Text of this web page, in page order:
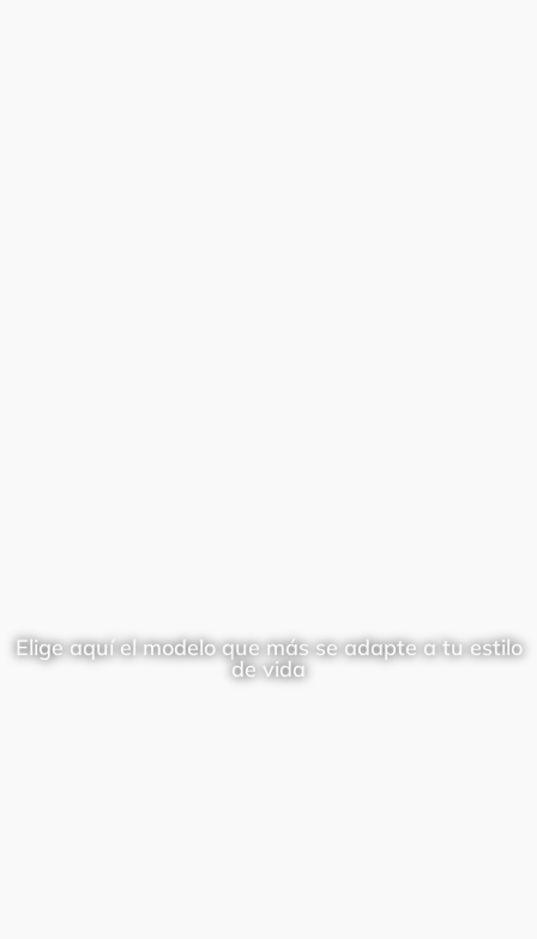
Elige aquí el modelo que más se adapte a tu estilo
de vida